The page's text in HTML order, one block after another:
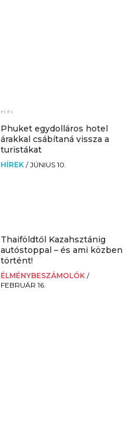
Phuket egydolláros hotel
árakkal csábítaná vissza a
turistákat
HÍREK /JÚNIUS 10.
Thaiföldtől Kazahsztánig
autóstoppal – és ami közben
történt!
ÉLMÉNYBESZÁMOLÓK /
FEBRUÁR 16.